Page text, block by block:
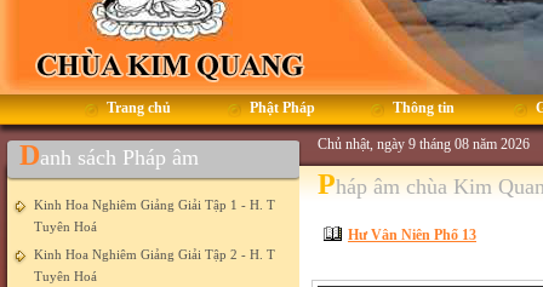
Trang chủ Phật Pháp Thông tin
Danh sách Pháp âm
Kinh Hoa Nghiêm Giảng Giải Tập 1 - H. T
Tuyên Hoá
Kinh Hoa Nghiêm Giảng Giải Tập 2 - H. T
Tuyên Hoá
Chủ nhật, ngày 9 tháng 08 năm 2026
Pháp âm chùa Kim
Hư Vân Niên Phổ 13